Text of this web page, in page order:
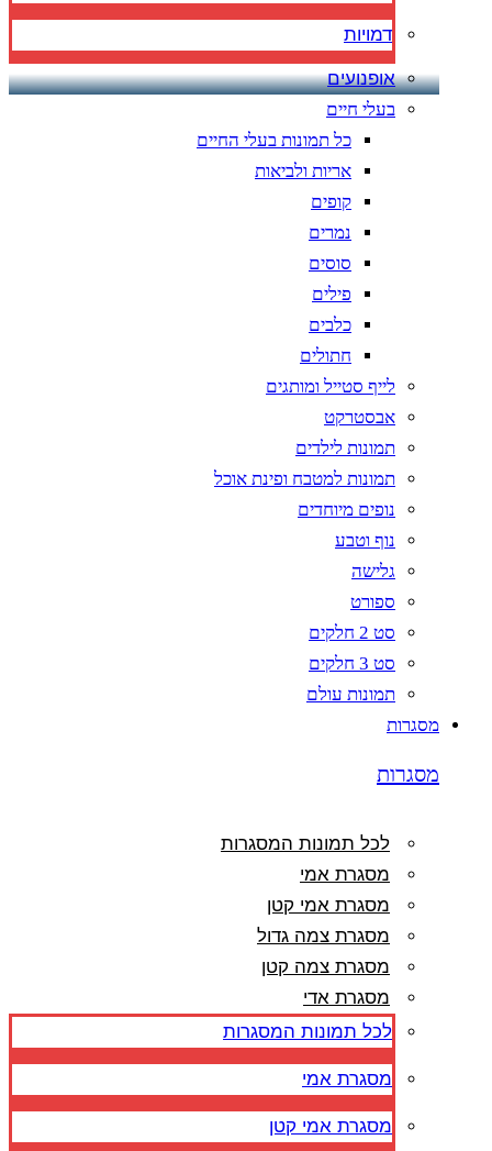
דמויות
אופנועים
בעלי חיים
כל תמונות בעלי החיים
אריות ולביאות
קופים
נמרים
סוסים
פילים
כלבים
חתולים
לייף סטייל ומותגים
אבסטרקט
תמונות לילדים
תמונות למטבח ופינת אוכל
נופים מיוחדים
נוף וטבע
גלישה
ספורט
סט 2 חלקים
סט 3 חלקים
תמונות עולם
מסגרות
מסגרות
לכל תמונות המסגרות
מסגרת אמי
מסגרת אמי קטן
מסגרת צמה גדול
מסגרת צמה קטן
מסגרת אדי
לכל תמונות המסגרות
מסגרת אמי
מסגרת אמי קטן